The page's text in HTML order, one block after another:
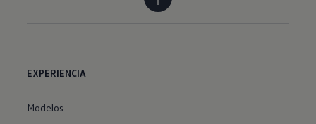
EXPERIENCIA
Modelos